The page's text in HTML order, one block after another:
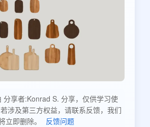
享者:Konrad S. 分享，仅供学习使
涉及第三方权益，请联系反馈，我们
立即删除。
反馈问题